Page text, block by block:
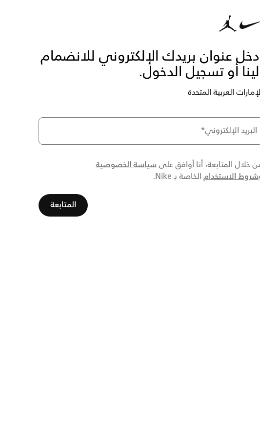
عنوان بريدك الإلكتروني للانضمام
أو تسجيل الدخول.
العربية المتحدة
البريد الإلكتروني*
خلال المتابعة، أنا أوافق علىسياسة الخصوصية
شروط الاستخدام الخاصة بـ Nike.
المتابعة